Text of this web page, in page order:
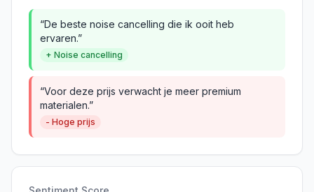
“De beste noise cancelling die ik ooit heb
ervaren.”
+ Noise cancelling
“Voor deze prijs verwacht je meer premium
materialen.”
- Hoge prijs